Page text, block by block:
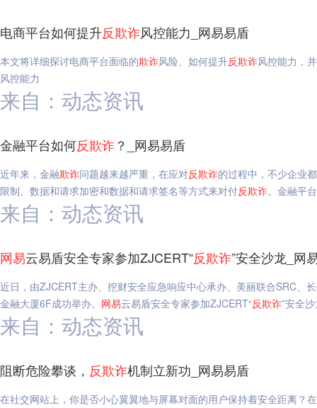
电商平台如何提升反欺诈风控能力_网易易盾
本文将详细探讨电商平台面临的欺诈风险、如何提升反欺诈风控能力，
风控能力
来自：动态资讯
金融平台如何反欺诈？_网易易盾
近年来，金融欺诈问题越来越严重，在应对反欺诈的过程中，不少企业
限制、数据和请求加密和数据和请求签名等方式来对付反欺诈。金融平
来自：动态资讯
网易云易盾安全专家参加ZJCERT“反欺诈”安全沙龙_网
近日，由ZJCERT主办、挖财安全应急响应中心承办、美丽联合SRC、
金融大厦6F成功举办。 网易云易盾安全专家参加ZJCERT“反欺诈”安全
来自：动态资讯
阻断危险攀谈， 反欺诈机制立新功_网易易盾
在社交网站上，你是否小心翼翼地与屏幕对面的用户保持着安全距离？